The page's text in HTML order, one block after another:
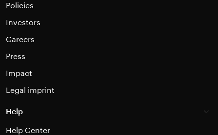
Policies
Investors
Careers
Press
Impact
Legal imprint
Help
Help Center